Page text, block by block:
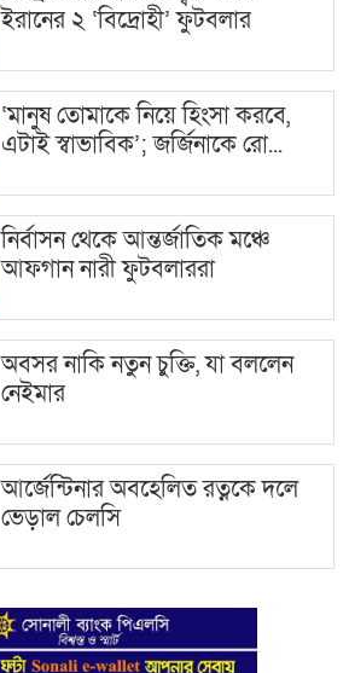
ইরানের ২ ‘বিদ্রোহী’ ফুটবলার
‘মানুষ তোমাকে নিয়ে হিংসা করবে,
এটাই স্বাভাবিক’; জর্জিনাকে রো...
নির্বাসন থেকে আন্তর্জাতিক মঞ্চে
আফগান নারী ফুটবলাররা
অবসর নাকি নতুন চুক্তি, যা বললেন
নেইমার
আর্জেন্টিনার অবহেলিত রত্নকে দলে
ভেড়াল চেলসি